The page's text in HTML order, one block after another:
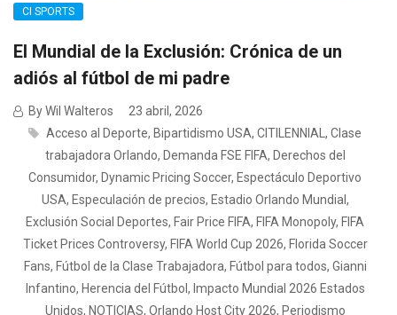
CI SPORTS
El Mundial de la Exclusión: Crónica de un
adiós al fútbol de mi padre
By Wil Walteros
23 abril, 2026
Acceso al Deporte, Bipartidismo USA, CITILENNIAL, Clase
trabajadora Orlando, Demanda FSE FIFA, Derechos del
Consumidor, Dynamic Pricing Soccer, Espectáculo Deportivo
USA, Especulación de precios, Estadio Orlando Mundial,
Exclusión Social Deportes, Fair Price FIFA, FIFA Monopoly, FIFA
Ticket Prices Controversy, FIFA World Cup 2026, Florida Soccer
Fans, Fútbol de la Clase Trabajadora, Fútbol para todos, Gianni
Infantino, Herencia del Fútbol , Impacto Mundial 2026 Estados
Unidos, NOTICIAS, Orlando Host City 2026, Periodismo